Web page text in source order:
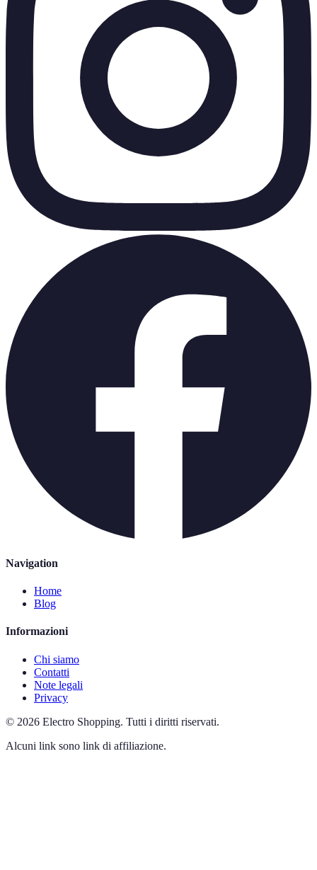
Navigation
Home
Blog
Informazioni
Chi siamo
Contatti
Note legali
Privacy
© 2026 Electro Shopping. Tutti i diritti riservati.
Alcuni link sono link di affiliazione.